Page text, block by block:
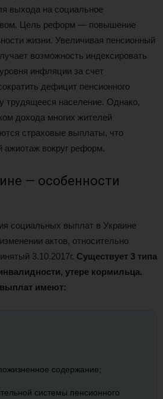
выхода на социальное
Цель реформ — повышение
жизни. Увеличивая пенсионный
возможность индексировать
инфляции за счет
дефицит пенсионного
трудящееся население. Однако,
дохода многих жителей
страховые выплаты, что
вокруг реформ.
— особенности
социальных выплат в Украине
актов, относительно
3.10.2017г. Существует 3 типа
утере кормильца.
имеют:
содержание;
системы пенсионного